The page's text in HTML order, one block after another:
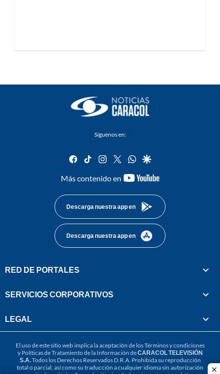
Síguenos en:
facebook
tiktok instagram
twitterwhatsapp
google
Más contenido en
youtube-
Descarga nuestra app en
Descarga nuestra app en
RED DE PORTALES
SERVICIOS CORPORATIVOS
LEGAL
El uso de este sitio web implica la aceptación de losTérminos y condiciones
y Políticas de Tratamiento de la Información deCARACOL TELEVISIÓN
S.A.Todos los Derechos Reservados D.R.A. Prohibida su reproducción
total o parcial, así como su traducción a cualquier idioma sin autorización